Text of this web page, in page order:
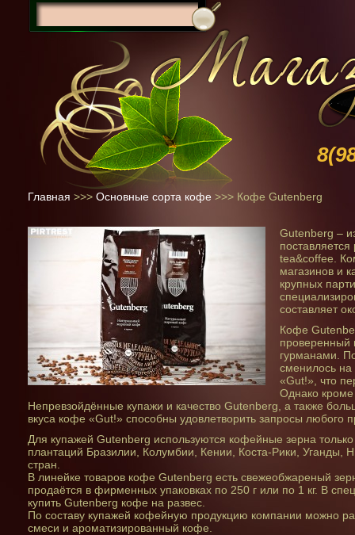
Главная >>> Основные сорта кофе >>> Кофе Gutenberg
Gutenberg –
tea&coffee.
магазинов и
крупных
составляет
Кофе
гурманами.
сменилось на
«Gut!», что
Однако кроме
Непревзойдённые купажи и качество Gutenberg, а также
вкуса кофе «Gut!» способны удовлетворить запросы любого
Для купажей Gutenberg используются кофейные зерна
плантаций Бразилии, Колумбии, Кении, Коста-Рики, Уганды,
стран.
В линейке товаров кофе Gutenberg есть свежеобжареный
продаётся в фирменных упаковках по 250 г или по 1 кг. В
купить Gutenberg кофе на развес.
По составу купажей кофейную продукцию компании можно
смеси и ароматизированный кофе.